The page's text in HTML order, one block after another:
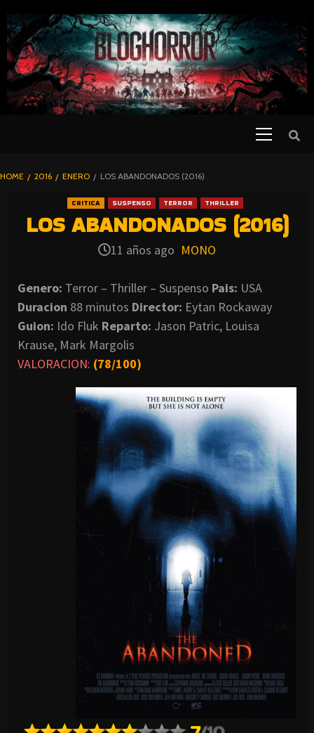
TO
CONTENT
BLOGHORROR
HOME 2016 ENERO LOS ABANDONADOS (2016)
CRITICA SUSPENSO TERROR THRILLER
LOS ABANDONADOS (2016)
11 años ago MONO
Genero: Terror – Thriller – Suspenso Pais: USA
Duracion 88 minutos Director: Eytan Rockaway
Guion: Ido Fluk Reparto: Jason Patric, Louisa
Krause, Mark Margolis
VALORACION: (78/100)